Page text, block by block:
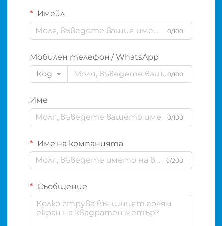
Имейл
0/100
Мобилен телефон / WhatsApp
Код
0/100
Име
0/100
Име на компанията
0/200
Съобщение